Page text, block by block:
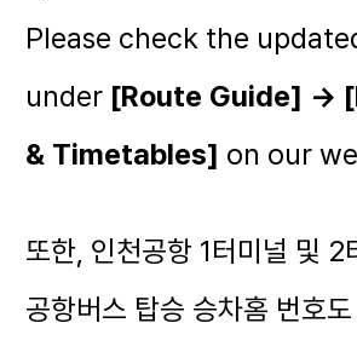
Please check the
under [Route Guide] →
& Timetables] on our
또한, 인천공항 1터미널 및 2
공항버스 탑승 승차홈 번호